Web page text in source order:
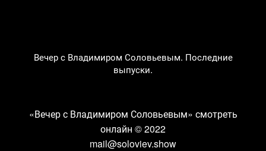
Вечер с Владимиром Соловьевым. Последние
выпуски.
«Вечер с Владимиром Соловьевым» смотреть
онлайн © 2022
mail@soloviev.show